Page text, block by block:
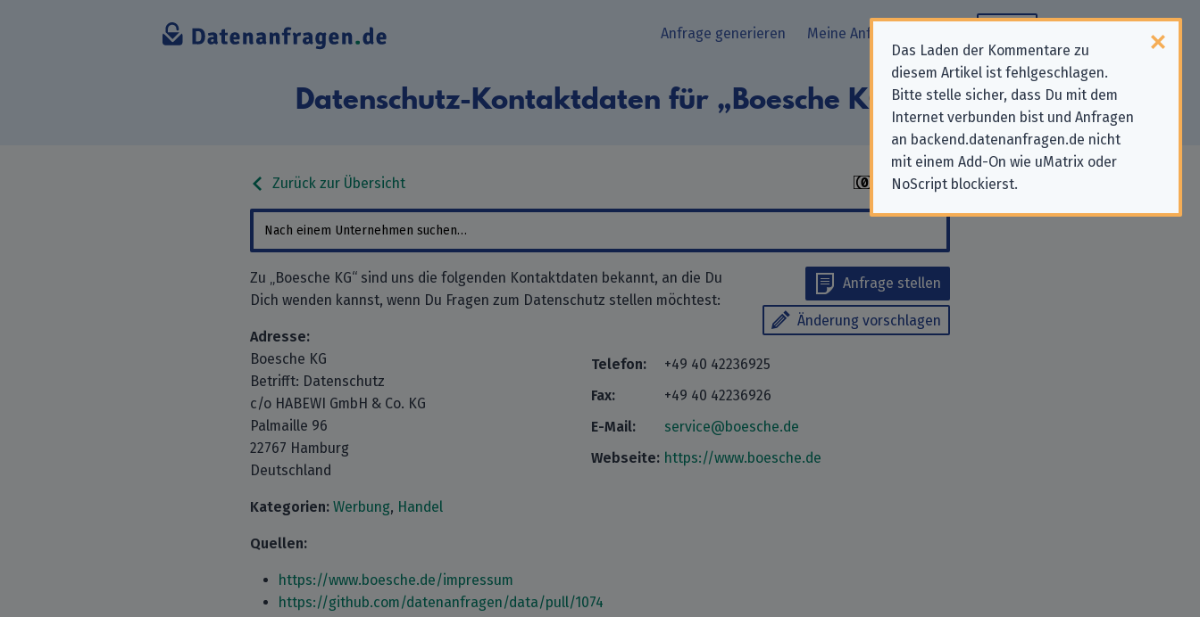
Das Laden der Kommentare zu
diesem Artikel ist fehlgeschlagen.
Bitte stelle sicher, dass Du mit dem
Internet verbunden bist und Anfragen
an backend.datenanfragen.de nicht
mit einem Add-On wie uMatrix oder
NoScript blockierst.
Anfrage generieren Meine Anfragen
Datenschutz-Kontaktdaten für „Boesche KG“
Zurück zur Übersicht
Anfrage stellen
Änderung vorschlagen
Zu „Boesche KG“ sind uns die folgenden Kontaktdaten bekannt, an die Du
Dich wenden kannst, wenn Du Fragen zum Datenschutz stellen möchtest:
Adresse:
Boesche KG
Betrifft: Datenschutz
c/o HABEWI GmbH & Co. KG
Palmaille 96
22767 Hamburg
Deutschland
Telefon:
+49 40 42236925
Fax:
+49 40 42236926
E-Mail:
service@boesche.de
Webseite: https://www.boesche.de
Kategorien: Werbung, Handel
Quellen:
https://www.boesche.de/impressum
https://github.com/datenanfragen/data/pull/1074